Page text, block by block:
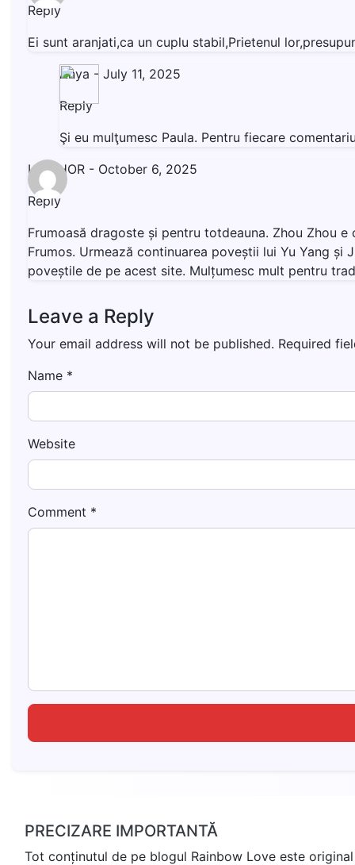
Reply
Ei sunt aranjati,ca un cuplu stabil,Prietenul
Anya - July 11, 2025
Reply
Şi eu mulţumesc Paula. Pentru fiecare
LIVISHOR - October 6, 2025
Reply
Frumoasă dragoste și pentru totdeauna. Zhou Zhou
Frumos. Urmează continuarea poveștii lui Yu Yang
poveștile de pe acest site. Mulțumesc mult pentru
Leave a Reply
Your email address will not be published. Required
Name *
Website
Comment *
PRECIZARE IMPORTANTĂ
Tot conținutul de pe blogul Rainbow Love este